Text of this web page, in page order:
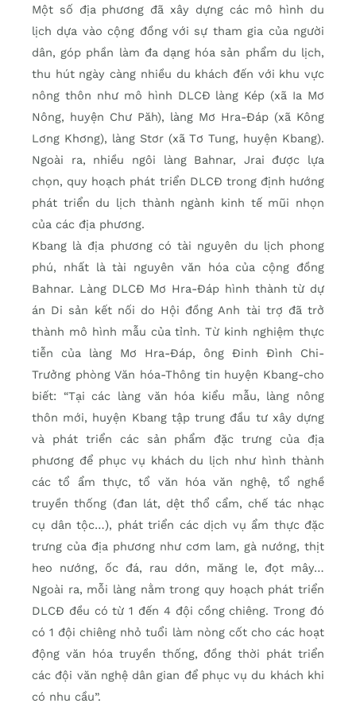
Một số địa phương đã xây dựng các mô hình du
lịch dựa vào cộng đồng với sự tham gia của người
dân, góp phần làm đa dạng hóa sản phẩm du lịch,
thu hút ngày càng nhiều du khách đến với khu vực
nông thôn như mô hình DLCĐ làng Kép (xã Ia Mơ
Nông, huyện Chư Păh), làng Mơ Hra-Đáp (xã Kông
Lơng Khơng), làng Stơr (xã Tơ Tung, huyện Kbang).
Ngoài ra, nhiều ngôi làng Bahnar, Jrai được lựa
chọn, quy hoạch phát triển DLCĐ trong định hướng
phát triển du lịch thành ngành kinh tế mũi nhọn
của các địa phương.
Kbang là địa phương có tài nguyên du lịch phong
phú, nhất là tài nguyên văn hóa của cộng đồng
Bahnar. Làng DLCĐ Mơ Hra-Đáp hình thành từ dự
án Di sản kết nối do Hội đồng Anh tài trợ đã trở
thành mô hình mẫu của tỉnh. Từ kinh nghiệm thực
tiễn của làng Mơ Hra-Đáp, ông Đinh Đình Chi-
Trưởng phòng Văn hóa-Thông tin huyện Kbang-cho
biết: “Tại các làng văn hóa kiểu mẫu, làng nông
thôn mới, huyện Kbang tập trung đầu tư xây dựng
và phát triển các sản phẩm đặc trưng của địa
phương để phục vụ khách du lịch như hình thành
các tổ ẩm thực, tổ văn hóa văn nghệ, tổ nghề
truyền thống (đan lát, dệt thổ cẩm, chế tác nhạc
cụ dân tộc…), phát triển các dịch vụ ẩm thực đặc
trưng của địa phương như cơm lam, gà nướng, thịt
heo nướng, ốc đá, rau dớn, măng le, đọt mây…
Ngoài ra, mỗi làng nằm trong quy hoạch phát triển
DLCĐ đều có từ 1 đến 4 đội cồng chiêng. Trong đó
có 1 đội chiêng nhỏ tuổi làm nòng cốt cho các hoạt
động văn hóa truyền thống, đồng thời phát triển
các đội văn nghệ dân gian để phục vụ du khách khi
có nhu cầu”.